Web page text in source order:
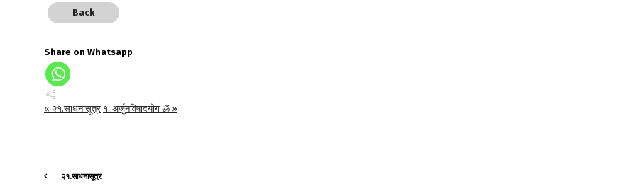
Back
Share on Whatsapp
« २१.साधनासूत्र १. अर्जुनविषादयोग ॐ »
२१.साधनासूत्र